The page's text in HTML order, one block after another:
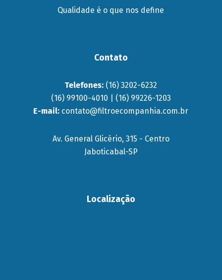
Qualidade é o que nos define
Contato
Telefones: (16) 3202-6232
(16) 99100-4010 | (16) 99226-1203
E-mail: contato@filtroecompanhia.com.br
Av. General Glicério, 315 - Centro
Jaboticabal-SP
Localização